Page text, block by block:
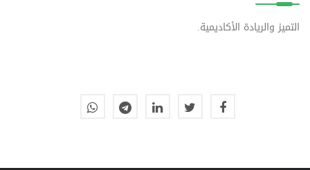
التميز والريادة الأكاديمية.